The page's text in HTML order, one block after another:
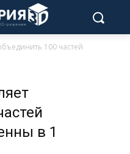
100 частей
в 1